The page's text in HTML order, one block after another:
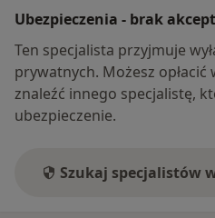
Ubezpieczenia - brak
Ten specjalista przyjmuje
prywatnych. Możesz
znaleźć innego specjalistę,
ubezpieczenie.
Szukaj specjalistów